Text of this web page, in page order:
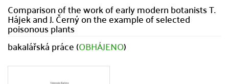
Comparison of the work of early modern botanists T.
Hájek and J. Černý on the example of selected
poisonous plants
bakalářská práce (OBHÁJENO)